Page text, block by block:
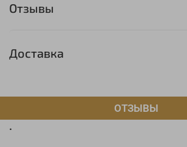
Отзывы
Доставка
ОТЗЫВЫ
.